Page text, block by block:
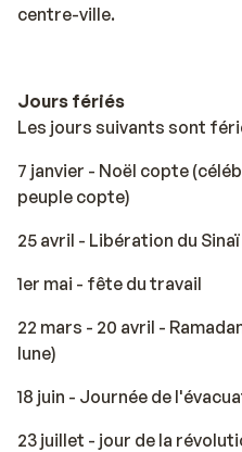
centre-ville.
Jours fériés
Les jours suivants sont
7 janvier - Noël copte
peuple copte)
25 avril - Libération du Sinaï
1er mai - fête du travail
22 mars - 20 avril -
lune)
18 juin - Journée de
23 juillet - jour de la